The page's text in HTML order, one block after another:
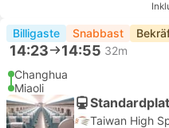
Billigaste Snabbast
14:23 14:55 32m
Changhua
Miaoli
Taiwan High